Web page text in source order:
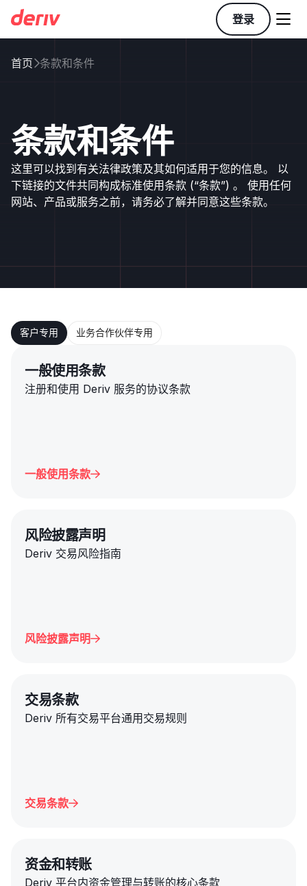
登录 
首页条款和条件
条款和条件
这里可以找到有关法律政策及其如何适用于您的信息。 以
下链接的文件共同构成标准使用条款 (“条款”) 。 使用任何
网站、产品或服务之前，请务必了解并同意这些条款。
客户专用 业务合作伙伴专用
一般使用条款
注册和使用 Deriv 服务的协议条款
一般使用条款
风险披露声明
Deriv 交易风险指南
风险披露声明
交易条款
Deriv 所有交易平台通用交易规则
交易条款
资金和转账
Deriv 平台内资金管理与转账的核心条款